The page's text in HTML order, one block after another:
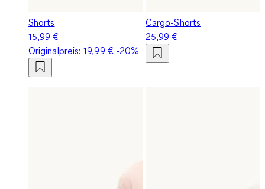
Shorts
15,99 €
Originalpreis:19,99 €-20%
Cargo-Shorts
25,99 €